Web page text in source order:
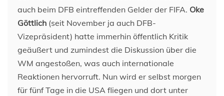
auch beim DFB eintreffenden Gelder der FIFA. Oke
Göttlich (seit November ja auch DFB-
Vizepräsident) hatte immerhin öffentlich Kritik
geäußert und zumindest die Diskussion über die
WM angestoßen, was auch internationale
Reaktionen hervorruft. Nun wird er selbst morgen
für fünf Tage in die USA fliegen und dort unter